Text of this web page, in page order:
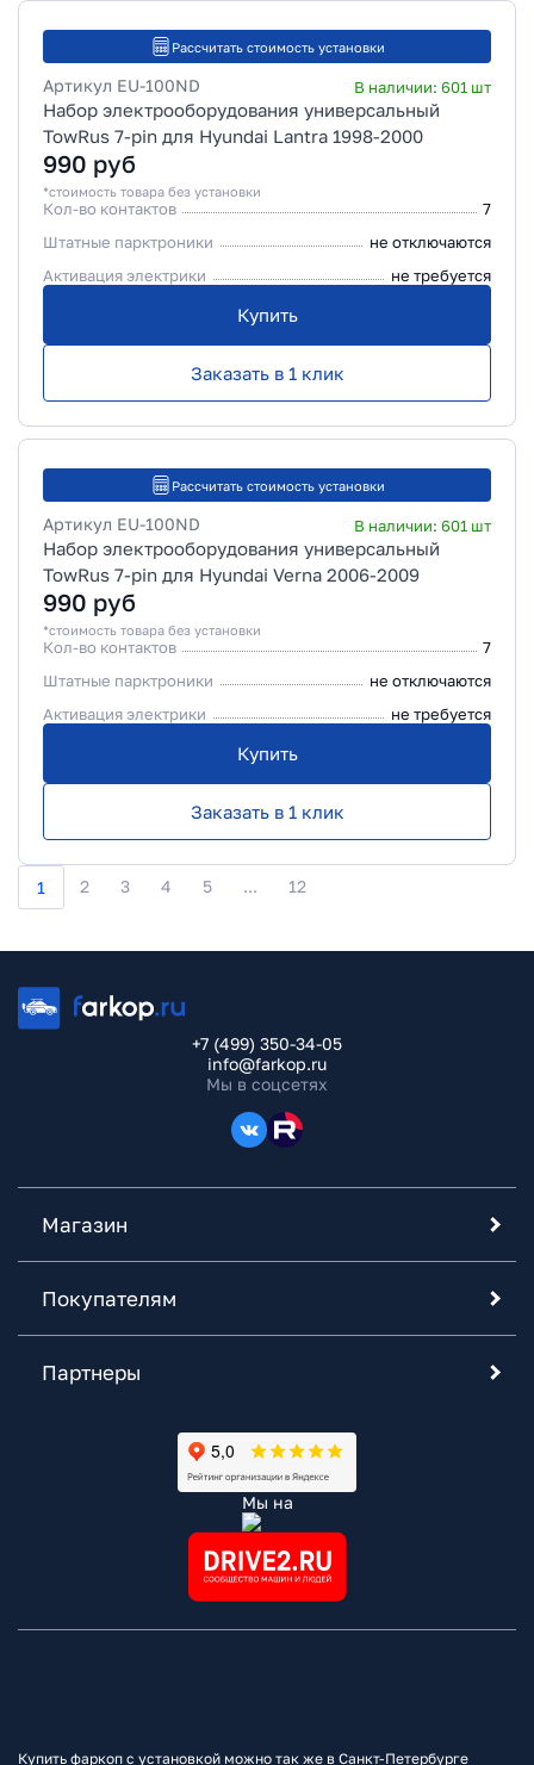
Рассчитать стоимость установки
Артикул EU-100ND В наличии: 601 шт
Набор электрооборудования универсальный
TowRus 7-pin для Hyundai Lantra 1998-2000
990 руб
*стоимость товара без установки
Кол-во контактов
7
Штатные парктроники
не отключаются
Активация электрики
не требуется
Купить
Заказать в 1 клик
Рассчитать стоимость установки
Артикул EU-100ND В наличии: 601 шт
Набор электрооборудования универсальный
TowRus 7-pin для Hyundai Verna 2006-2009
990 руб
*стоимость товара без установки
Кол-во контактов
7
Штатные парктроники
не отключаются
Активация электрики
не требуется
Купить
Заказать в 1 клик
1 2 3 4 5 ... 12
+7 (499) 350-34-05
info@farkop.ru
Мы в соцсетях
Магазин
Покупателям
Партнеры
Мы на
Купить фаркоп с установкой можно так же в Санкт-Петербурге